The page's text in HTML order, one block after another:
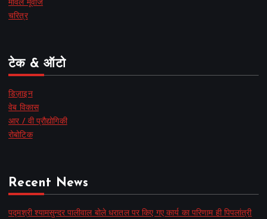
मार्वल मूवीज
चरित्र
टेक & ऑटो
डिज़ाइन
वेब विकास
आर / वी प्रौद्योगिकी
रोबोटिक
Recent News
पद्मश्री श्यामसुन्दर पालीवाल बोले धरातल पर किए गए कार्य का परिणाम ही पिपलांत्री